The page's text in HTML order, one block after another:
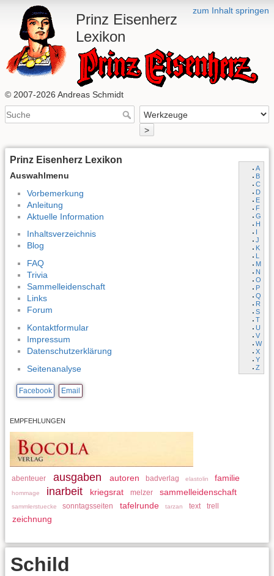
zum Inhalt springen
Prinz Eisenherz
Lexikon
© 2007-2026 Andreas Schmidt
>
Prinz Eisenherz Lexikon
Auswahlmenu
A
B
C
D
E
F
G
H
I
J
K
L
M
N
O
P
Q
R
S
T
U
V
W
X
Y
Z
Vorbemerkung
Anleitung
Aktuelle Information
Inhaltsverzeichnis
Blog
FAQ
Trivia
Sammelleidenschaft
Links
Forum
Kontaktformular
Impressum
Datenschutzerklärung
Seitenanalyse
Facebook Email
EMPFEHLUNGEN
abenteuer ausgaben autoren badverlag elastolin familie
hommage inarbeit kriegsrat melzer sammelleidenschaft
sammlerstuecke sonntagsseiten tafelrunde tarzan text trell
zeichnung
Schild